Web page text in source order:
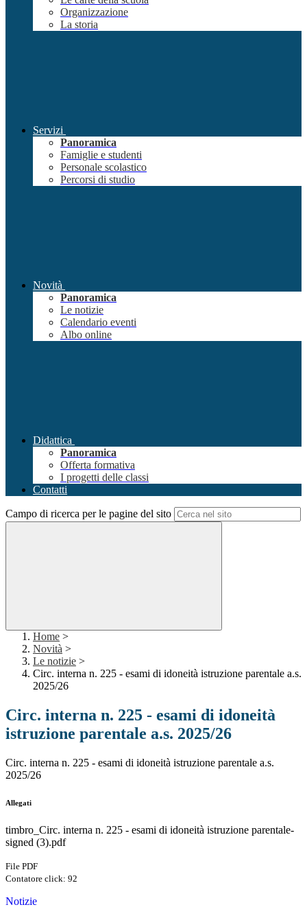
Organizzazione
La storia
Servizi
Panoramica
Famiglie e studenti
Personale scolastico
Percorsi di studio
Novità
Panoramica
Le notizie
Calendario eventi
Albo online
Didattica
Panoramica
Offerta formativa
I progetti delle classi
Contatti
Campo di ricerca per le pagine del sito
Home >
Novità >
Le notizie >
Circ. interna n. 225 - esami di idoneità istruzione parentale a.s.
2025/26
Circ. interna n. 225 - esami di idoneità
istruzione parentale a.s. 2025/26
Circ. interna n. 225 - esami di idoneità istruzione parentale a.s.
2025/26
Allegati
timbro_Circ. interna n. 225 - esami di idoneità istruzione parentale-
signed (3).pdf
File PDF
Contatore click: 92
Notizie